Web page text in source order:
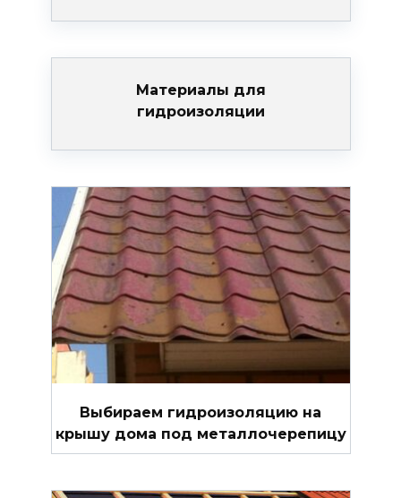
Материалы для
гидроизоляции
Выбираем гидроизоляцию на
крышу дома под металлочерепицу